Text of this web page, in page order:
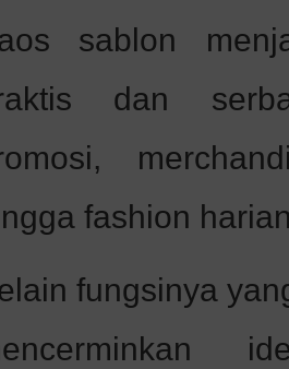
sablon
dan
fashion
fungsinya